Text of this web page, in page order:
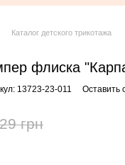
Каталог детского трикотажа
флиска
13723-23-011 Оставить
грн